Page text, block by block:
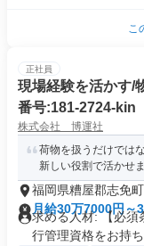
こ
正社員
現場経験を活かす/
番号:181-2724-kin
株式会社 博運社
荷物を扱うだけでは
新しい役割で活かせま
福岡県糟屋郡志免
月給30万7000円～
求める人材: 【必須
行管理資格をお持ち